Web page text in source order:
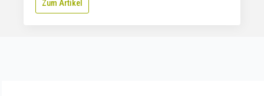
Zum Artikel